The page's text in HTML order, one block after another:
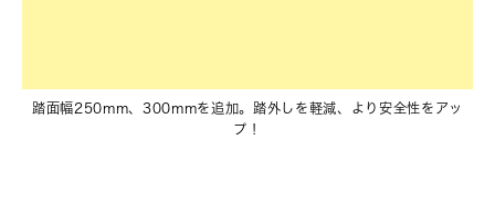
踏面幅250mm、300mmを追加。踏外しを軽減、より安全性をアッ
プ！